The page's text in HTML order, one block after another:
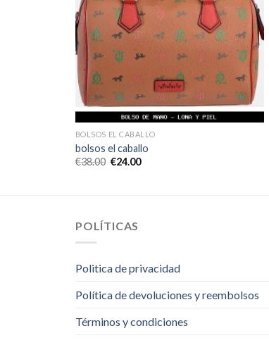
BOLSOS EL CABALLO
bolsos el caballo
€38.00 €24.00
POLÍTICAS
Politica de privacidad
Política de devoluciones y reembolsos
Términos y condiciones